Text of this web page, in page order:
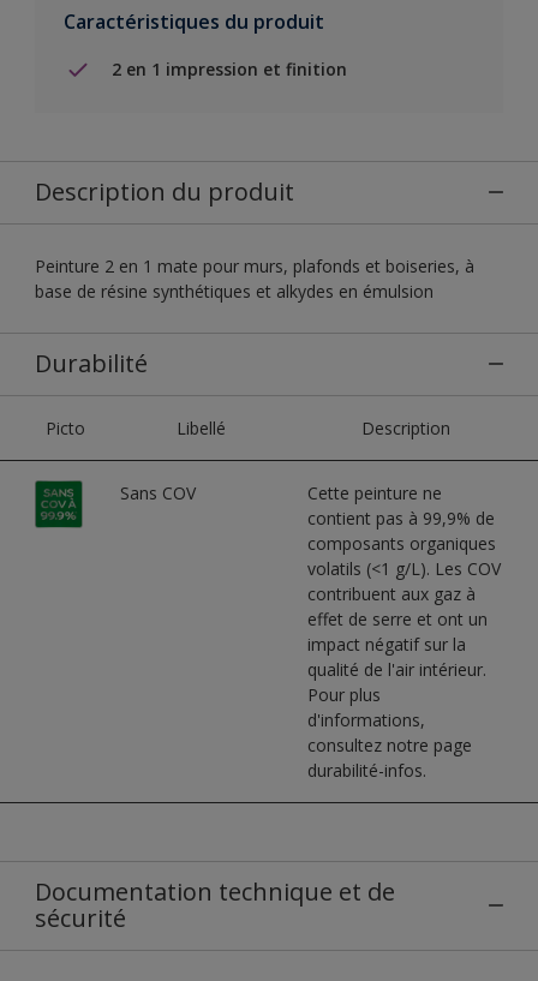
Caractéristiques du produit
2 en 1 impression et finition
Description du produit
Peinture 2 en 1 mate pour murs, plafonds et boiseries, à
base de résine synthétiques et alkydes en émulsion
Durabilité
Picto Libellé Description
Sans COV
Cette peinture ne
contient pas à 99,9% de
composants organiques
volatils (<1 g/L). Les COV
contribuent aux gaz à
effet de serre et ont un
impact négatif sur la
qualité de l'air intérieur.
Pour plus
d'informations,
consultez notre page
durabilité-infos.
Documentation technique et de
sécurité